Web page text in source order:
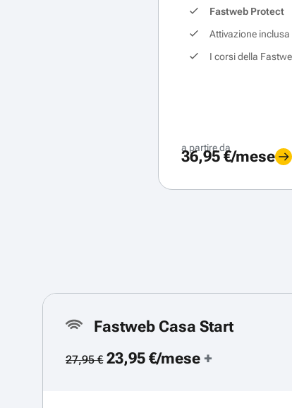
Fastweb Protect
Attivazione inclusa
I corsi della
a partire da
36,95 €/mese
Fastweb Casa Start
27,95 €23,95 €/mese +